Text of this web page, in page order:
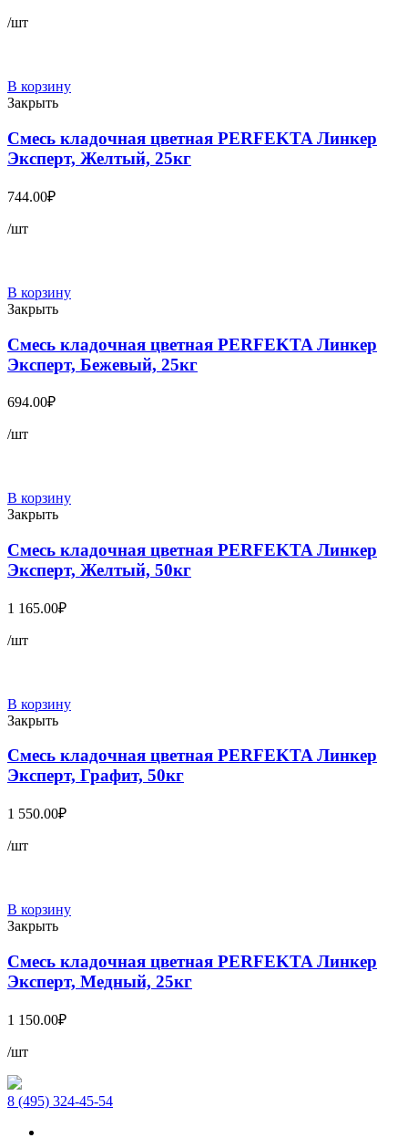
/шт
В корзину
Закрыть
Смесь кладочная цветная PERFEKTA Линкер
Эксперт, Желтый, 25кг
744.00₽
/шт
В корзину
Закрыть
Смесь кладочная цветная PERFEKTA Линкер
Эксперт, Бежевый, 25кг
694.00₽
/шт
В корзину
Закрыть
Смесь кладочная цветная PERFEKTA Линкер
Эксперт, Желтый, 50кг
1 165.00₽
/шт
В корзину
Закрыть
Смесь кладочная цветная PERFEKTA Линкер
Эксперт, Графит, 50кг
1 550.00₽
/шт
В корзину
Закрыть
Смесь кладочная цветная PERFEKTA Линкер
Эксперт, Медный, 25кг
1 150.00₽
/шт
8 (495) 324-45-54